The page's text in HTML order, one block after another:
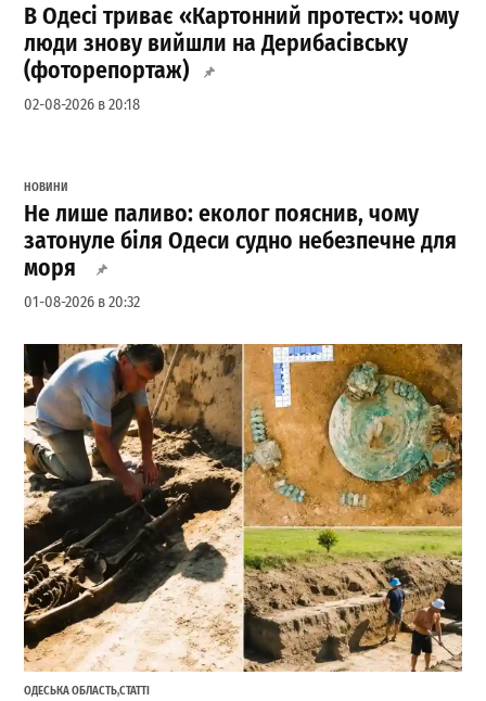
В Одесі триває «Картонний протест»: чому
люди знову вийшли на Дерибасівську
(фоторепортаж)
02-08-2026 в 20:18
НОВИНИ
Не лише паливо: еколог пояснив, чому
затонуле біля Одеси судно небезпечне для
моря
01-08-2026 в 20:32
ОДЕСЬКА ОБЛАСТЬ,СТАТТІ